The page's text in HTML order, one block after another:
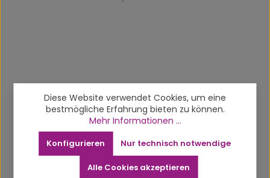
Produktgalerie überspringen
Related products
Diese Website verwendet Cookies, um eine
bestmögliche Erfahrung bieten zu können.
Mehr Informationen ...
Nur technisch notwendige
Konfigurieren
Alle Cookies akzeptieren